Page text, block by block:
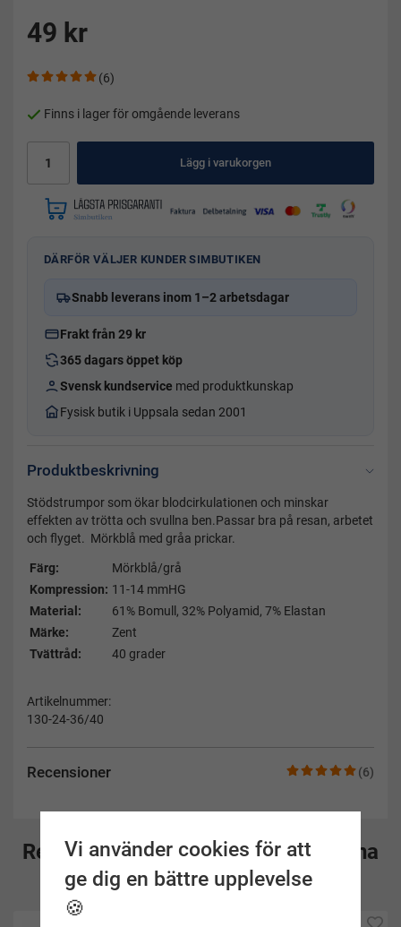
49 kr
(6)
Finns i lager för omgående leverans
Lägg i varukorgen
DÄRFÖR VÄLJER KUNDER SIMBUTIKEN
Snabb leverans inom 1–2 arbetsdagar
Frakt från 29 kr
365 dagars öppet köp
Svensk kundservice med produktkunskap
Fysisk butik i Uppsala sedan 2001
Produktbeskrivning
Recensioner (6)
Stödstrumpor som ökar blodcirkulationen och minskar
effekten av trötta och svullna ben.Passar bra på resan, arbetet
och flyget. Mörkblå med gråa prickar.
Färg:
Mörkblå/grå
Kompression: 11-14 mmHG
Material:
61% Bomull, 32% Polyamid, 7% Elastan
Märke:
Zent
Tvättråd:
40 grader
Artikelnummer:
130-24-36/40
Rekommenderade tillbehör till denna
produkt
Vi använder cookies för att
ge dig en bättre upplevelse
🍪